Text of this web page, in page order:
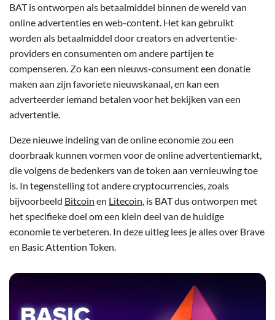
BAT is ontworpen als betaalmiddel binnen de wereld van
online advertenties en web-content. Het kan gebruikt
worden als betaalmiddel door creators en advertentie-
providers en consumenten om andere partijen te
compenseren. Zo kan een nieuws-consument een donatie
maken aan zijn favoriete nieuwskanaal, en kan een
adverteerder iemand betalen voor het bekijken van een
advertentie.
Deze nieuwe indeling van de online economie zou een
doorbraak kunnen vormen voor de online advertentiemarkt,
die volgens de bedenkers van de token aan vernieuwing toe
is. In tegenstelling tot andere cryptocurrencies, zoals
bijvoorbeeld Bitcoin en Litecoin, is BAT dus ontworpen met
het specifieke doel om een klein deel van de huidige
economie te verbeteren. In deze uitleg lees je alles over Brave
en Basic Attention Token.